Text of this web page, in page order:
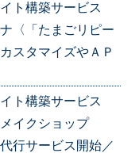
ト構築サービス
〈「たまごリピー
スタマイズやＡＰ
ト構築サービス
イクショップ
行サービス開始／